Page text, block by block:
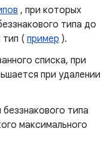
, при которых
типа до
тип ( пример ).
списка, при
при удалении
типа
максимального